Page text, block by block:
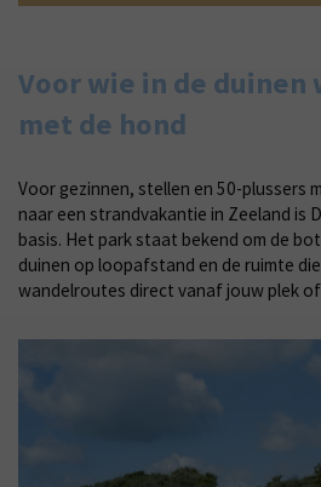
Voor wie in de duinen
met de hond
Voor gezinnen, stellen en 50-plussers
naar een strandvakantie in Zeeland is
basis. Het park staat bekend om de
duinen op loopafstand en de ruimte
wandelroutes direct vanaf jouw plek